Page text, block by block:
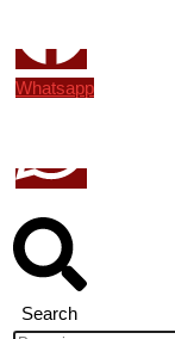
Whatsapp
Search